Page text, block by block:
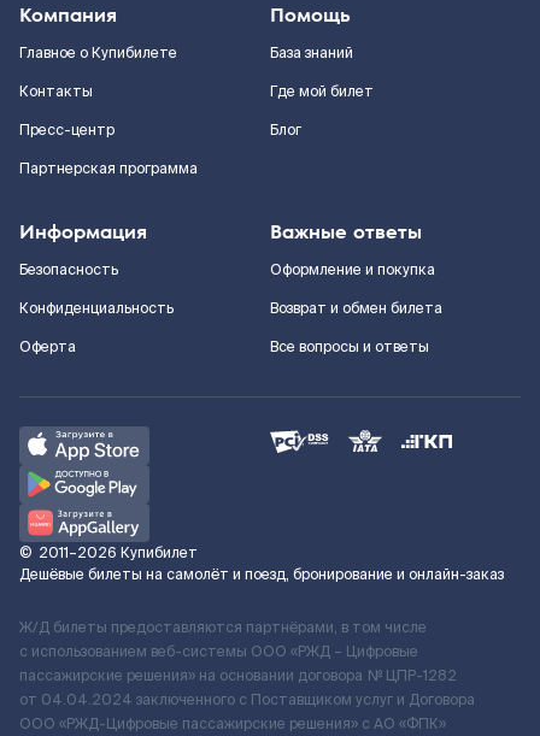
Компания
Главное о Купибилете
Контакты
Пресс-центр
Партнерская программа
Помощь
База знаний
Где мой билет
Блог
Информация
Безопасность
Конфиденциальность
Оферта
Важные ответы
Оформление и покупка
Возврат и обмен билета
Все вопросы и ответы
© 2011–2026 Купибилет
Дешёвые билеты на самолёт и поезд, бронирование и онлайн-заказ
Ж/Д билеты предоставляются партнёрами, в том числе
с использованием веб-системы ООО «РЖД – Цифровые
пассажирские решения» на основании договора № ЦПР-1282
от 04.04.2024 заключенного с Поставщиком услуг и Договора
ООО «РЖД-Цифровые пассажирские решения» c АО «ФПК»